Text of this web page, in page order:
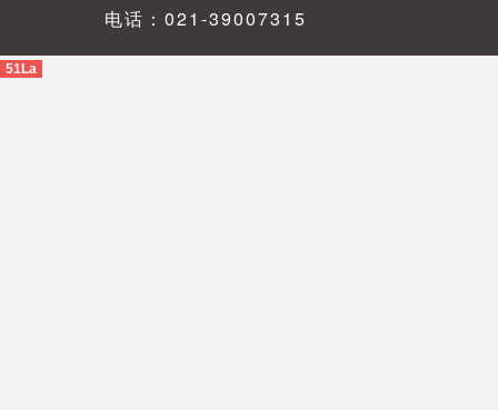
电话：021-39007315
51La